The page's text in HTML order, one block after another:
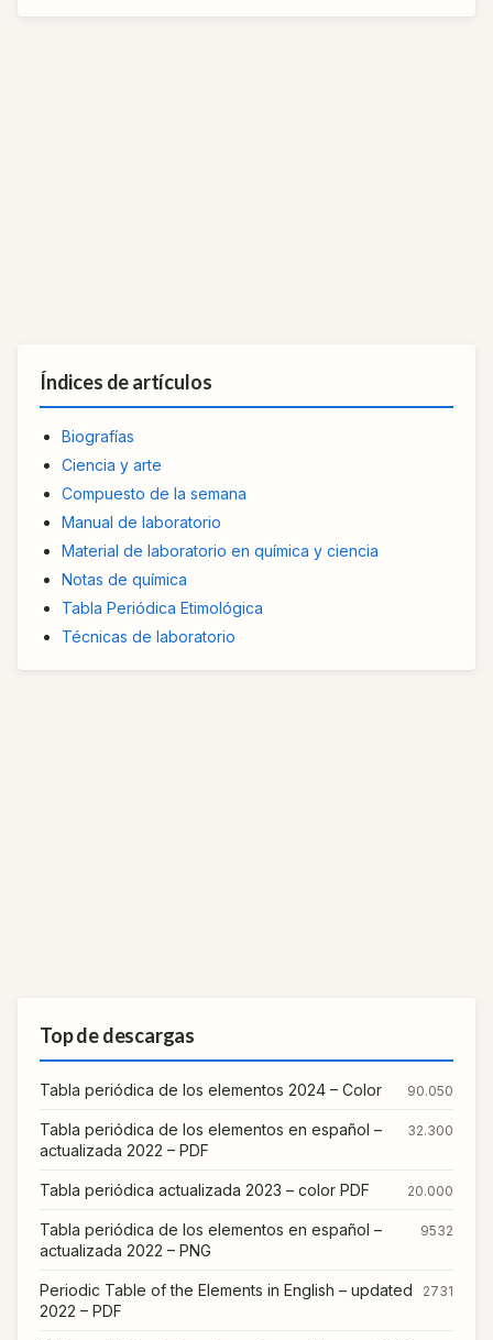
Índices de artículos
Biografías
Ciencia y arte
Compuesto de la semana
Manual de laboratorio
Material de laboratorio en química y ciencia
Notas de química
Tabla Periódica Etimológica
Técnicas de laboratorio
Top de descargas
Tabla periódica de los elementos 2024 – Color 90.050
Tabla periódica de los elementos en español –
actualizada 2022 – PDF
32.300
Tabla periódica actualizada 2023 – color PDF 20.000
Tabla periódica de los elementos en español –
actualizada 2022 – PNG
9532
Periodic Table of the Elements in English – updated
2022 – PDF
2731